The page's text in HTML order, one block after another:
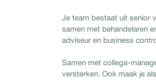
Je team bestaat uit senior
samen met behandelaren
adviseur en business
Samen met collega-
versterken. Ook maak je